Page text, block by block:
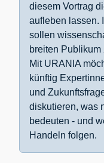
diesem Vortrag
aufleben lassen.
sollen
breiten
Mit URANIA
künftig
und
diskutieren, was
bedeuten - und
Handeln folgen.